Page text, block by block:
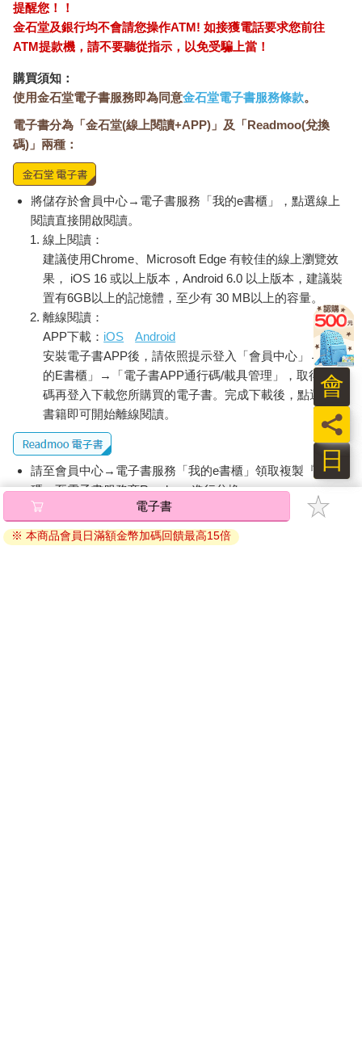
提醒您！！
金石堂及銀行均不會請您操作ATM! 如接獲電話要求您前往
ATM提款機，請不要聽從指示，以免受騙上當！
購買須知：
使用金石堂電子書服務即為同意金石堂電子書服務條款。
電子書分為「金石堂(線上閱讀+APP)」及「Readmoo(兌換
碼)」兩種：
將儲存於會員中心→電子書服務「我的e書櫃」，點選線上
閱讀直接開啟閱讀。
線上閱讀：
建議使用Chrome、Microsoft Edge 有較佳的線上瀏覽效
果， iOS 16 或以上版本，Android 6.0 以上版本，建議裝
置有6GB以上的記憶體，至少有 30 MB以上的容量。
離線閱讀：
APP下載： iOS
Android
安裝電子書APP後，請依照提示登入「會員中心」→「我
的E書櫃」→「電子書APP通行碼/載具管理」，取得通行
碼再登入下載您所購買的電子書。完成下載後，點選任一
書籍即可開始離線閱讀。
請至會員中心→電子書服務「我的e書櫃」領取複製『兌換
碼』至電子書服務商Readmoo進行兌換。
退換貨須知：
因版權保護，您在金石堂所購買的電子書僅能以金石堂專屬
電子書
※ 本商品會員日滿額金幣加碼回饋最高15倍
日
員
會